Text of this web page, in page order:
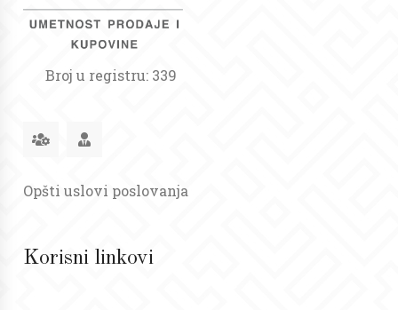
Broj u registru: 339
Opšti uslovi poslovanja
Korisni linkovi